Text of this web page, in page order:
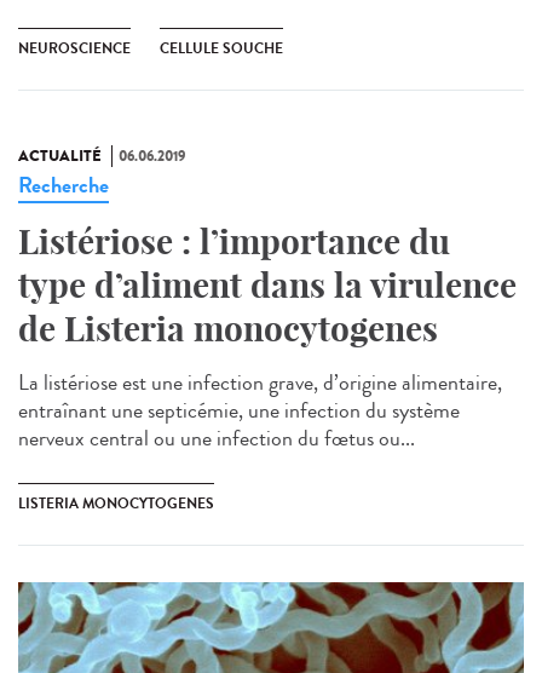
NEUROSCIENCE CELLULE SOUCHE
ACTUALITÉ 06.06.2019
Recherche
Listériose : l’importance du
type d’aliment dans la virulence
de Listeria monocytogenes
La listériose est une infection grave, d’origine alimentaire,
entraînant une septicémie, une infection du système
nerveux central ou une infection du fœtus ou...
LISTERIA MONOCYTOGENES